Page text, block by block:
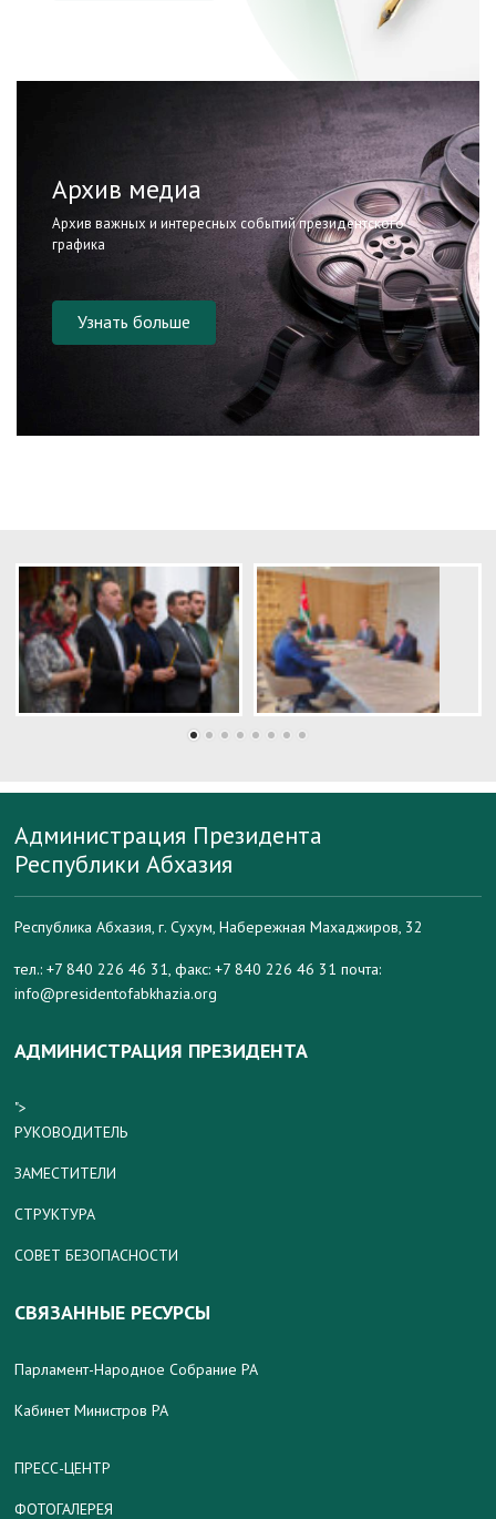
Архив медиа
Архив важных и интересных событий президентского
графика
Узнать больше
Администрация Президента
Республики Абхазия
Республика Абхазия, г. Сухум, Набережная Махаджиров, 32
тел.: +7 840 226 46 31, факс: +7 840 226 46 31 почта:
info@presidentofabkhazia.org
АДМИНИСТРАЦИЯ ПРЕЗИДЕНТА
">
РУКОВОДИТЕЛЬ
ЗАМЕСТИТЕЛИ
СТРУКТУРА
СОВЕТ БЕЗОПАСНОСТИ
СВЯЗАННЫЕ РЕСУРСЫ
Парламент-Народное Собрание РА
Кабинет Министров РА
ПРЕСС-ЦЕНТР
ФОТОГАЛЕРЕЯ